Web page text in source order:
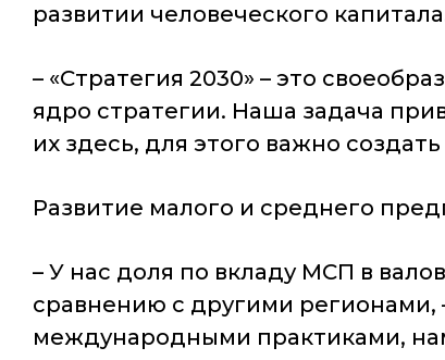
развитии человеческого
– «Стратегия 2030» – это
ядро стратегии. Наша задача
их здесь, для этого важно
Развитие малого и среднего
– У нас доля по вкладу МСП в
сравнению с другими регионами,
международными практиками,